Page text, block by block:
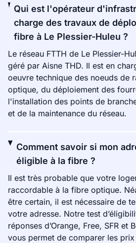
Qui est l'opérateur
charge des travaux de
fibre à Le Plessier-Huleu ?
Le réseau FTTH de Le Plessier-
géré par Aisne THD. Il est en
oeuvre technique des noeuds de
optique, du déploiement des
l'installation des points de
et de la maintenance du réseau.
Comment savoir si mon
éligible à la fibre ?
Il est très probable que votre
raccordable à la fibre optique.
être certain, il est nécessaire de
votre adresse. Notre test
réponses d’Orange, Free, SFR et
vous permet de comparer les